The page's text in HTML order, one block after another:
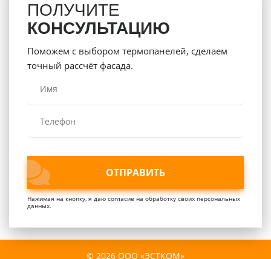
ПОЛУЧИТЕ
КОНСУЛЬТАЦИЮ
Поможем с выбором термопанелей, сделаем
точный рассчёт фасада.
ОТПРАВИТЬ
ОТПРАВИТЬ
Нажимая на кнопку, я даю согласие на обработку своих персональных
данных.
© 2026 ООО «ЭСТКОМ»